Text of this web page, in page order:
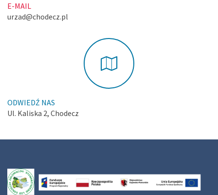
E-MAIL
urzad@chodecz.pl
ODWIEDŹ NAS
Ul. Kaliska 2, Chodecz